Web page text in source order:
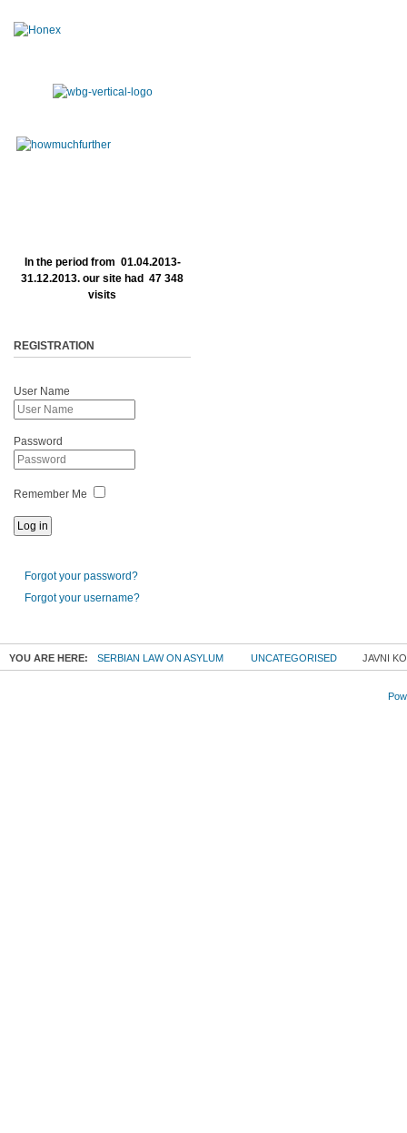
In the period from 01.04.2013-
31.12.2013. our site had 47 348
visits
REGISTRATION
User Name
Password
Remember Me
Forgot your password?
Forgot your username?
YOU ARE HERE: SERBIAN LAW ON ASYLUM UNCATEGORISED JAVNI